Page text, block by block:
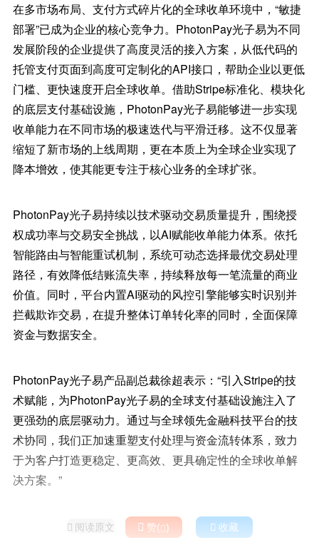
在多市场布局、支付方式碎片化的全球收单环境中，“敏捷
部署”已成为企业的核心竞争力。PhotonPay光子易为不同
发展阶段的企业提供了高度灵活的接入方案，从低代码的
托管支付页面到高度可定制化的API接口，帮助企业以更低
门槛、更快速度开启全球收单。借助Stripe标准化、模块化
的底层支付基础设施，PhotonPay光子易能够进一步实现
收单能力在不同市场的极速迭代与平滑迁移。这不仅显著
缩短了新市场的上线周期，更在本质上为全球企业实现了
降本增效，使其能更专注于核心业务的全球扩张。
PhotonPay光子易持续以技术驱动交易质量提升，围绕授
权成功率与交易安全挑战，以AI赋能收单能力体系。依托
智能路由与智能重试机制，系统可动态选择最优交易处理
路径，有效降低结账流失率，持续释放每一笔流量的商业
价值。同时，平台内置AI驱动的风控引擎能够实时识别并
拦截欺诈交易，在提升整体订单转化率的同时，全面保障
资金与数据安全。
PhotonPay光子易产品副总裁徐超表示：“引入Stripe的技
术赋能，为PhotonPay光子易的全球支付基础设施注入了
更强劲的底层驱动力。通过与全球领先金融科技平台的技
术协同，我们正加速重塑支付处理与资金流转体系，致力
于为客户打造更稳定、更高效、更具确定性的全球收单解
决方案。”
 阅读原文  赞()  收藏